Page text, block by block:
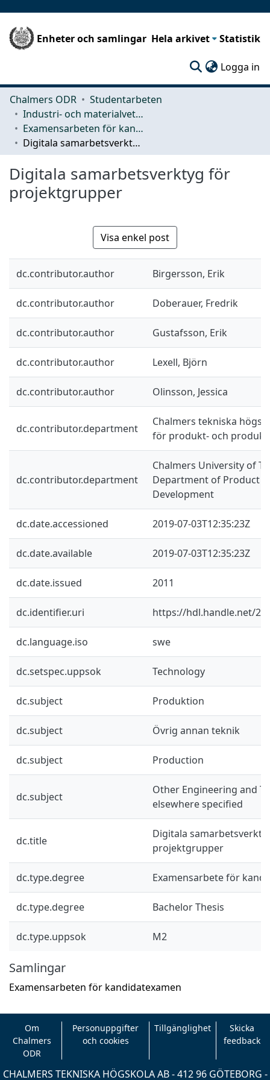
Enheter och samlingar Hela arkivet Statistik
Logga in
Chalmers ODR
Studentarbeten
Industri- och materialvetenskap (IMS)
Examensarbeten för kandidatexamen
Digitala samarbetsverktyg för projektgrupper
Digitala samarbetsverktyg för
projektgrupper
Visa enkel post
dc.contributor.author Birgersson, Erik
dc.contributor.author Doberauer, Fredrik
dc.contributor.author Gustafsson, Erik
dc.contributor.author Lexell, Björn
dc.contributor.author Olinsson, Jessica
dc.contributor.department
Chalmers tekniska
för produkt- och
dc.contributor.department
Chalmers University of
Department of Product
Development
dc.date.accessioned 2019-07-03T12:35:23Z
dc.date.available 2019-07-03T12:35:23Z
dc.date.issued 2011
dc.identifier.uri https://hdl.handle.net/
dc.language.iso swe
dc.setspec.uppsok Technology
dc.subject Produktion
dc.subject Övrig annan teknik
dc.subject Production
dc.subject
Other Engineering and
elsewhere specified
dc.title
Digitala
projektgrupper
dc.type.degree Examensarbete för
dc.type.degree Bachelor Thesis
dc.type.uppsok M2
Samlingar
Examensarbeten för kandidatexamen
Om
Chalmers
ODR
Personuppgifter
och cookies
Tillgänglighet
Skicka
feedback
CHALMERS TEKNISKA HÖGSKOLA AB - 412 96 GÖTEBORG -